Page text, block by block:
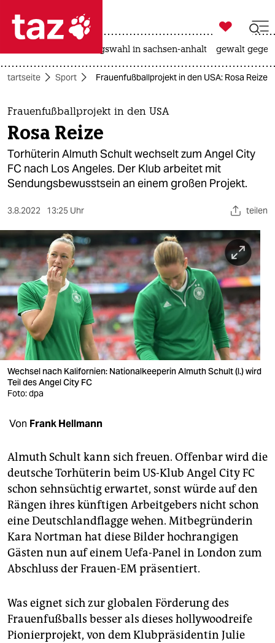
 taz zahl ich
taz zahl ich
themen
politik
öko
gesellschaft
sport
berlin
nord
wahrheit
verlag
verlag
shop
fragen & hilfe
unterstützen
abo
genossenschaft
epaper login

taz zahl ich
landtagswahl in sachsen-anhalt gewalt
Startseite Sport Frauenfußballprojekt in den USA: Rosa Reize
Frauenfußballprojekt in den USA
Rosa Reize
Torhüterin Almuth Schult wechselt zum Angel City
FC nach Los Angeles. Der Klub arbeitet mit
Sendungsbewusstsein an einem großen Projekt.
3.8.2022 13:25 Uhr teilen
Wechsel nach Kalifornien: Nationalkeeperin Almuth Schult (l.) wird
Teil des Angel City FC
Foto: dpa
Von Frank Hellmann
Almuth Schult kann sich freuen. Offenbar wird die
deutsche Torhüterin beim US-Klub Angel City FC
schon sehnsüchtig erwartet, sonst würde auf den
Rängen ihres künftigen Arbeitgebers nicht schon
eine Deutschlandflagge wehen. Mitbegründerin
Kara Nortman hat diese Bilder hochrangigen
Gästen nun auf einem Uefa-Panel in London zum
Abschluss der Frauen-EM präsentiert.
Was eignet sich zur globalen Förderung des
Frauenfußballs besser als dieses hollywoodreife
Pionierprojekt, von dem Klubpräsidentin Julie